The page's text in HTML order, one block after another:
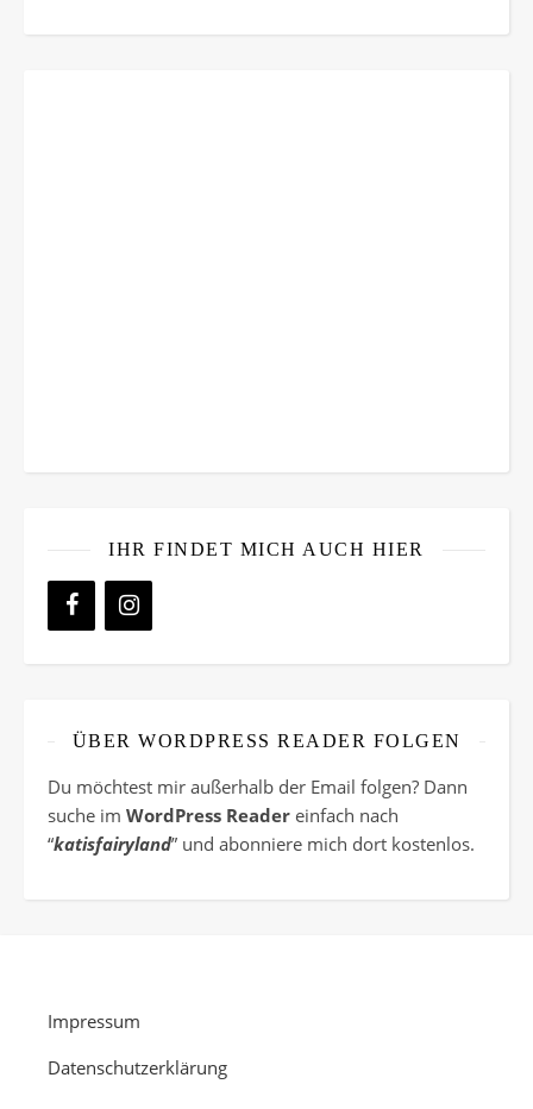
IHR FINDET MICH AUCH HIER
ÜBER WORDPRESS READER FOLGEN
Du möchtest mir außerhalb der Email folgen? Dann
suche im WordPress Reader einfach nach
“katisfairyland” und abonniere mich dort kostenlos.
Impressum
Datenschutzerklärung